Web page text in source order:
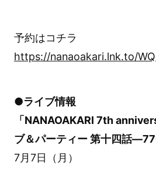
予約はコチラ
https://nanaoakari.lnk.to/
●ライブ情報
「NANAOAKARI 7th
ブ＆パーティー 第十四話
7月7日（月）